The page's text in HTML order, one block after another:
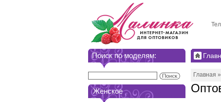
Поиск по моделям:
Женское
Главная »